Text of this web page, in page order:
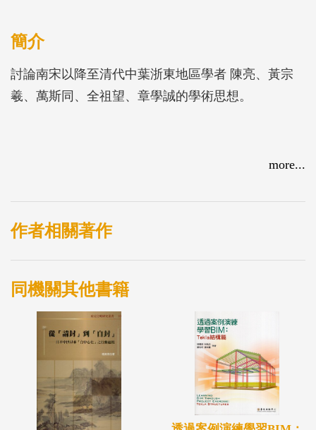
簡介
討論南宋以降至清代中葉浙東地區學者 陳亮、黃宗
羲、萬斯同、全祖望、章學誠的學術思想。
more...
作者相關著作
同機關其他書籍